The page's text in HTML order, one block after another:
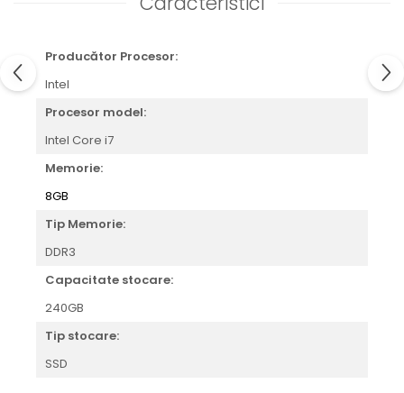
Producător Procesor:
Intel
Procesor model:
Intel Core i7
Memorie:
8GB
Tip Memorie:
DDR3
Capacitate stocare:
240GB
Tip stocare:
SSD